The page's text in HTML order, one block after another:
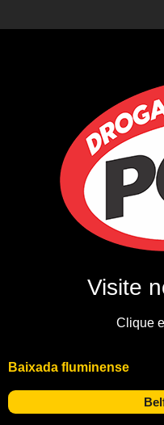
Visite
Clique
Baixada fluminense